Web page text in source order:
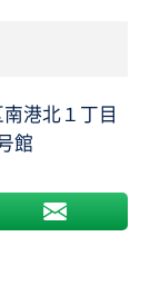
港北１丁目
館